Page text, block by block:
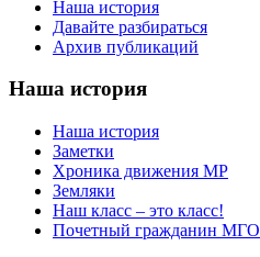
Наша история
Давайте разбираться
Архив публикаций
Наша история
Наша история
Заметки
Хроника движения МР
Земляки
Наш класс – это класс!
Почетный гражданин МГО